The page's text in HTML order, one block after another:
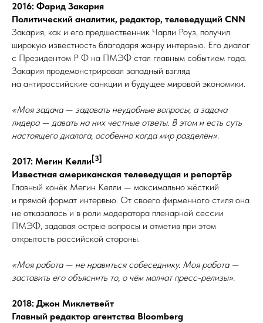
2016: Фарид Закария
Политический аналитик, редактор, телеведущий CNN
Закария, как и его предшественник Чарли Роуз, получил
широкую известность благодаря жанру интервью. Его диалог
с Президентом Р Ф на ПМЭФ стал главным событием года.
Закария продемонстрировал западный взгляд
на антироссийские санкции и будущее мировой экономики.
«Моя задача — задавать неудобные вопросы, а задача
лидера — давать на них честные ответы. В этом и есть суть
настоящего диалога, особенно когда мир разделён».
2017: Мегин Келли[3]
Известная американская телеведущая и репортёр
Главный конёк Мегин Келли — максимально жёсткий
и прямой формат интервью. От своего фирменного стиля она
не отказалась и в роли модератора пленарной сессии
ПМЭФ, задавая острые вопросы и отметив при этом
открытость российской стороны.
«Моя работа — не нравиться собеседнику. Моя работа —
заставить его объяснить то, о чём молчат пресс-релизы».
2018: Джон Миклетвейт
Главный редактор агентства Bloomberg